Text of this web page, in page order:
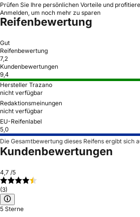
Prüfen Sie Ihre persönlichen Vorteile und
Anmelden, um noch mehr zu sparen
Reifenbewertung
Gut
Reifenbewertung
7,2
Kundenbewertungen
9,4
Hersteller Trazano
nicht verfügbar
Redaktionsmeinungen
nicht verfügbar
EU-Reifenlabel
5,0
Die Gesamtbewertung dieses Reifens ergibt sich
Kundenbewertungen
4,7 /5
(3)
5 Sterne